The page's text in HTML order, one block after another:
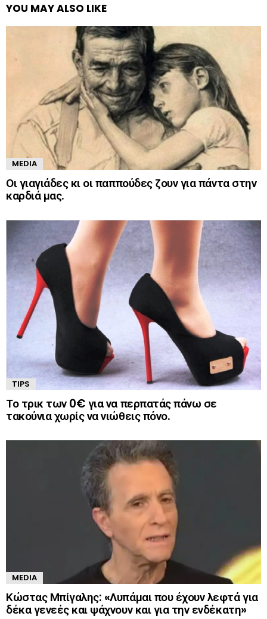
YOU MAY ALSO LIKE
MEDIA
Οι γιαγιάδες κι οι παππούδες ζουν για πάντα στην
καρδιά μας.
TIPS
Το τρικ των 0€ για να περπατάς πάνω σε
τακούνια χωρίς να νιώθεις πόνο.
MEDIA
Κώστας Μπίγαλης: «Λυπάμαι που έχουν λεφτά για
δέκα γενεές και ψάχνουν και για την ενδέκατη»